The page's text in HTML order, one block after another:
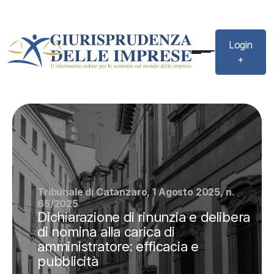
Login
+
Tribunale di Catanzaro, 1 Agosto 2025, n.
65/2025
Dichiarazione di rinunzia e delibera
di nomina alla carica di
amministratore: efficacia e
pubblicità